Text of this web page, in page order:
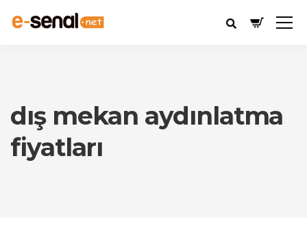
dış mekan aydınlatma
fiyatları